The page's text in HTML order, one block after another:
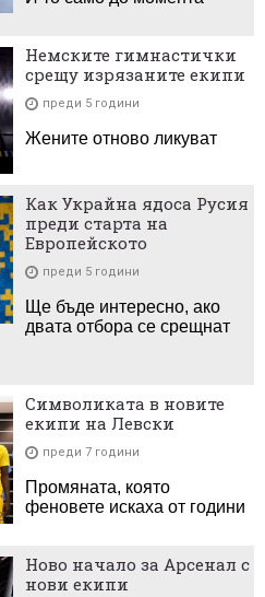
Немските гимнастички
срещу изрязаните екипи
преди 5 години
Жените отново ликуват
Как Украйна ядоса Русия
преди старта на
Европейското
преди 5 години
Ще бъде интересно, ако
двата отбора се срещнат
Символиката в новите
екипи на Левски
преди 7 години
Промяната, която
феновете искаха от години
Ново начало за Арсенал с
нови екипи